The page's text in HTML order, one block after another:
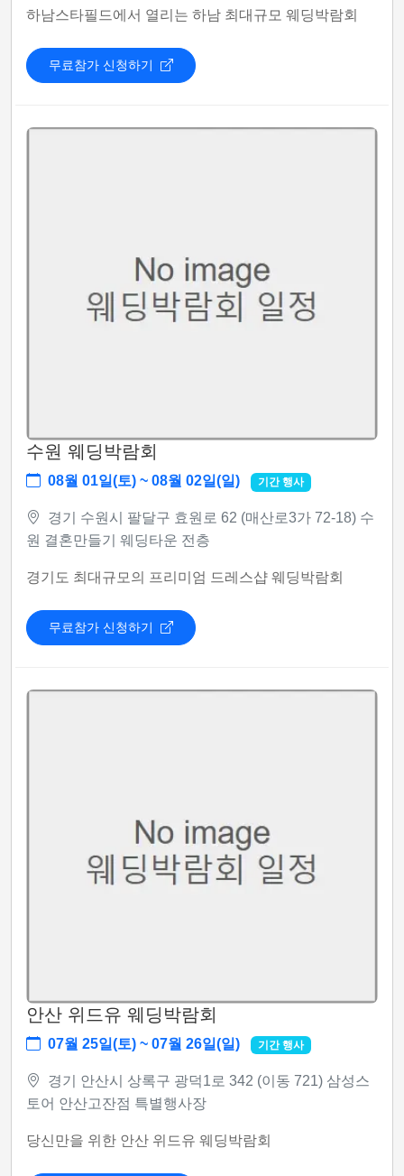
하남스타필드에서 열리는 하남 최대규모 웨딩박람회
무료참가 신청하기
수원 웨딩박람회
08월 01일(토) ~ 08월 02일(일) 기간 행사
경기 수원시 팔달구 효원로 62 (매산로3가 72-18) 수
원 결혼만들기 웨딩타운 전층
경기도 최대규모의 프리미엄 드레스샵 웨딩박람회
무료참가 신청하기
안산 위드유 웨딩박람회
07월 25일(토) ~ 07월 26일(일) 기간 행사
경기 안산시 상록구 광덕1로 342 (이동 721) 삼성스
토어 안산고잔점 특별행사장
당신만을 위한 안산 위드유 웨딩박람회